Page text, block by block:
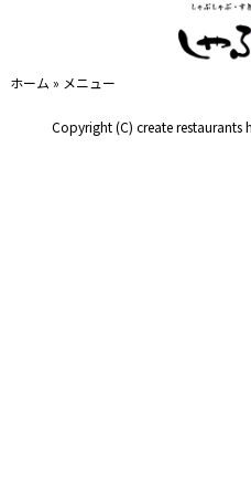
ホーム » メニュー
Copyright (C) create restaurants